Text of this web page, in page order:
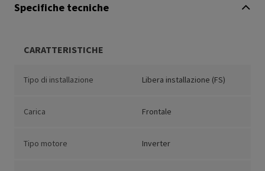
Specifiche tecniche
CARATTERISTICHE
Tipo di installazione Libera installazione (FS)
Carica Frontale
Tipo motore Inverter